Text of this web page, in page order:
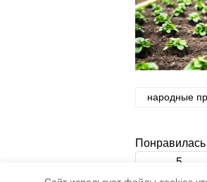
народные
Понравилась
5